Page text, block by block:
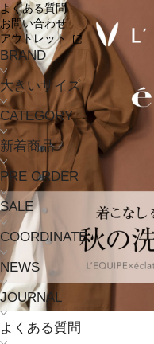
よくある質問
お問い合わせ
アウトレット
BRAND
大きいサイズ
CATEGORY
新着商品
PRE ORDER
SALE
COORDINATE
NEWS
JOURNAL
よくある質問